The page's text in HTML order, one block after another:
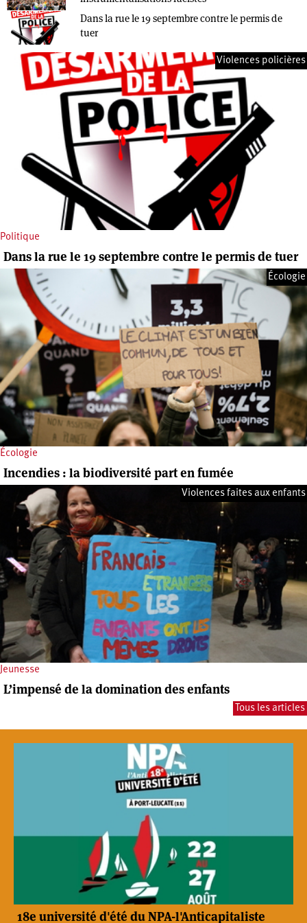
Dans la rue le 19 septembre contre le permis de
tuer
Politique
Violences policières
Dans la rue le 19 septembre contre le permis de tuer
Écologie
Écologie
Incendies : la biodiversité part en fumée
Jeunesse
Violences faites aux enfants
L’impensé de la domination des enfants
Tous les articles
18e université d'été du NPA-l'Anticapitaliste